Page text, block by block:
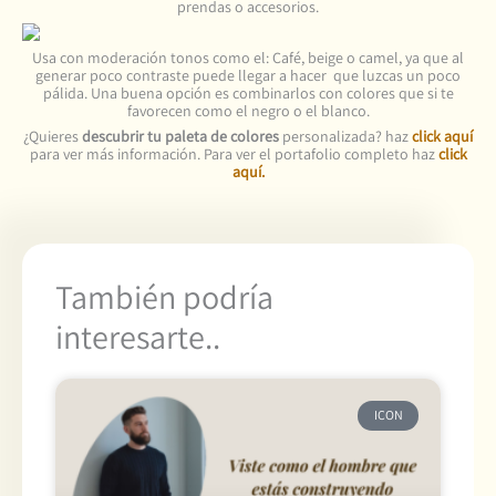
prendas o accesorios.
Usa con moderación tonos como el: Café, beige o camel, ya que al
generar poco contraste puede llegar a hacer que luzcas un poco
pálida. Una buena opción es combinarlos con colores que si te
favorecen como el negro o el blanco.
¿Quieresdescubrir tu paleta de colores personalizada? hazclick aquí
para ver más información. Para ver el portafolio completo hazclick
aquí.
También podría
interesarte..
ICON